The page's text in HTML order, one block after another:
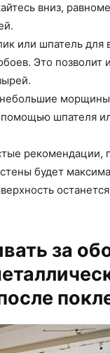
вниз,
или шпатель для
Это позволит
помощью шпателя
рекомендации,
будет
за